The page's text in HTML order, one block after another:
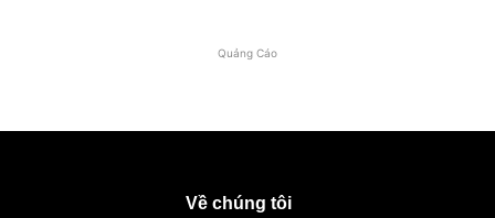
Quảng Cáo
Về chúng tôi